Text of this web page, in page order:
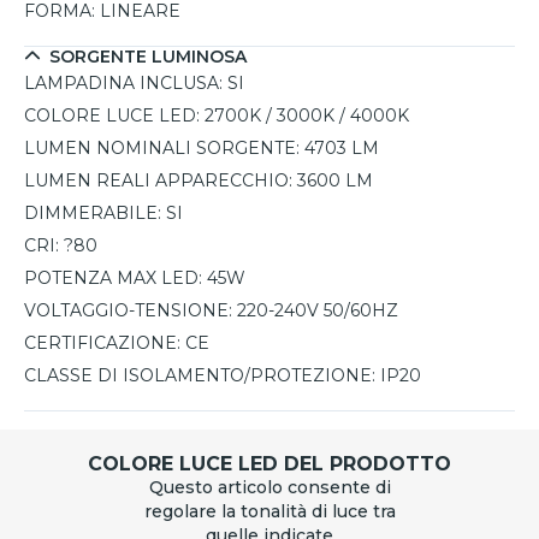
FORMA: LINEARE
SORGENTE LUMINOSA
LAMPADINA INCLUSA: SI
COLORE LUCE LED: 2700K / 3000K / 4000K
LUMEN NOMINALI SORGENTE: 4703 LM
LUMEN REALI APPARECCHIO: 3600 LM
DIMMERABILE: SI
CRI: ?80
POTENZA MAX LED: 45W
VOLTAGGIO-TENSIONE: 220-240V 50/60HZ
CERTIFICAZIONE: CE
CLASSE DI ISOLAMENTO/PROTEZIONE: IP20
COLORE LUCE LED DEL PRODOTTO
Questo articolo consente di
regolare la tonalità di luce tra